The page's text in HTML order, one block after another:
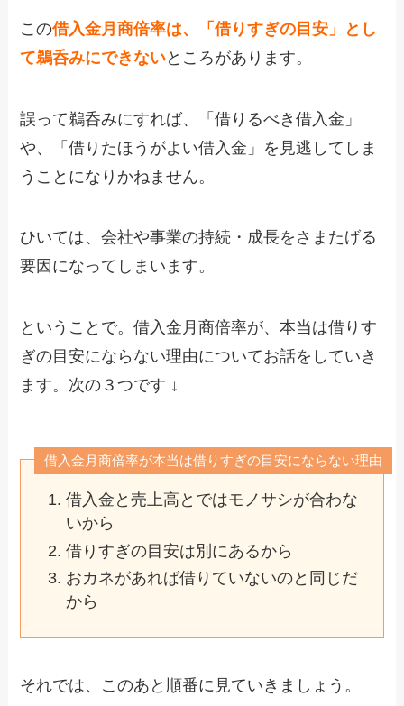
この借入金月商倍率は、「借りすぎの目安」とし
て鵜呑みにできないところがあります。
誤って鵜呑みにすれば、「借りるべき借入金」
や、「借りたほうがよい借入金」を見逃してしま
うことになりかねません。
ひいては、会社や事業の持続・成長をさまたげる
要因になってしまいます。
ということで。借入金月商倍率が、本当は借りす
ぎの目安にならない理由についてお話をしていき
ます。次の３つです ↓
借入金月商倍率が本当は借りすぎの目安にならない理由
借入金と売上高とではモノサシが合わな
いから
借りすぎの目安は別にあるから
おカネがあれば借りていないのと同じだ
から
それでは、このあと順番に見ていきましょう。